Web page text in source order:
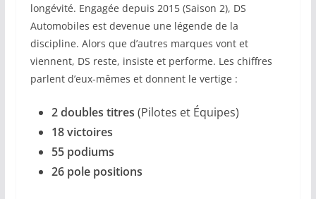
longévité. Engagée depuis 2015 (Saison 2), DS
Automobiles est devenue une légende de la
discipline. Alors que d’autres marques vont et
viennent, DS reste, insiste et performe. Les chiffres
parlent d’eux-mêmes et donnent le vertige :
2 doubles titres (Pilotes et Équipes)
18 victoires
55 podiums
26 pole positions